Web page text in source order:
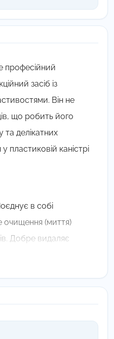
професійний
засіб із
Він не
що робить його
делікатних
пластиковій каністрі
в собі
очищення (миття)
Добре видаляє
(кандидози,